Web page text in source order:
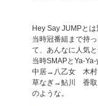
Hey Say JUMPとは
当時冠番組まで持
て、あんなに人気
当時SMAPとYa-
中居→八乙女 木
草なぎ→鮎川 香
のような。